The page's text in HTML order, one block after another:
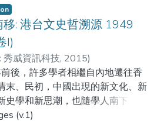
於這種大視野的格局，重新審視及
與各國的歷史。全書收錄了「中國
際學術研討會」中，多位來自內
、澳門、台灣、美國、日本等地學
成果，分別從中國知識分子的世界
對外關係、中外文化互動等角度，
證自古至今中國與世界的關係。這
品打破了傳統國際史的研究主調，
: 港台文史哲溯源 1949
I)
秀威資訊科技, 2015)
Kin
;Prof. PAAU Danny
;
後，許多學者相繼自內地遷往香
末、民初，中國出現的新文化、新
史學和新思潮，也隨學人南下，與
一起流播香港、澳門、臺灣及東南
(v.1)